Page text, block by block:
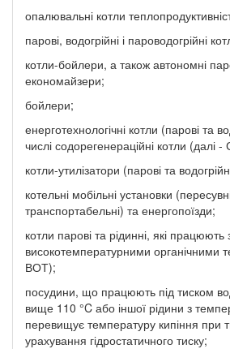
опалювальні котли
парові, водогрійні і пароводогрійні
котли-бойлери, а також автономні
економайзери;
бойлери;
енерготехнологічні котли (парові та
числі содорегенераційні котли (далі
котли-утилізатори (парові та
котельні мобільні установки
транспортабельні) та енергопоїзди;
котли парові та рідинні, які працюють
високотемпературними органічними
ВОТ);
посудини, що працюють під тиском
вище 110 °C або іншої рідини з
перевищує температуру кипіння при
урахування гідростатичного тиску;